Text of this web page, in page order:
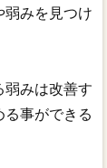
弱みを見つけ
弱みは改善す
る事ができる